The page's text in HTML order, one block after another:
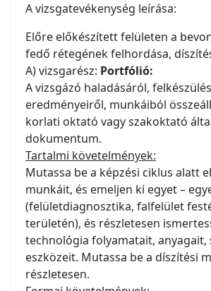
A vizsgatevékenység leírása:
Előre előkészített felületen a
fedő rétegének felhordása,
A) vizsgarész: Portfólió:
A vizsgázó haladásáról,
eredményeiről, munkáiból
korlati oktató vagy szakoktató
dokumentum.
Tartalmi követelmények:
Mutassa be a képzési ciklus alatt
munkáit, és emeljen ki egyet –
(felületdiagnosztika, falfelület
területén), és részletesen
technológia folyamatait, anyagait,
eszközeit. Mutassa be a díszítési
részletesen.